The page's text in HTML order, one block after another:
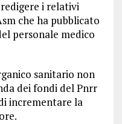
i relativi
che ha pubblicato
personale medico
sanitario non
dei fondi del Pnrr
incrementare la